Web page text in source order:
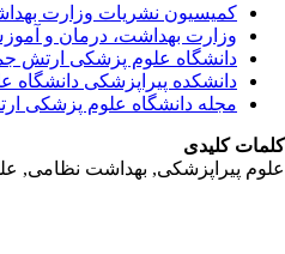
کمیسیون نشریات وزارت
وزارت بهداشت، درمان و
دانشگاه علوم پزشکی ارتش
دانشکده پیراپزشکی
مجله دانشگاه علوم پزشکی
کلمات کلیدی
علوم پیراپزشکی, بهداشت نظامی,